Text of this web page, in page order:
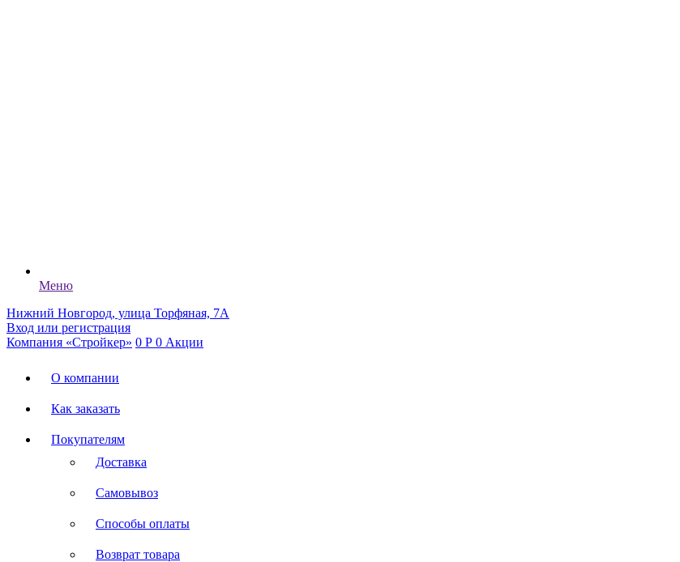
Меню
Нижний Новгород, улица Торфяная, 7А
Вход или регистрация
Компания «Стройкер» 0 Р 0 Акции
О компании
Как заказать
Покупателям
Доставка
Самовывоз
Способы оплаты
Возврат товара